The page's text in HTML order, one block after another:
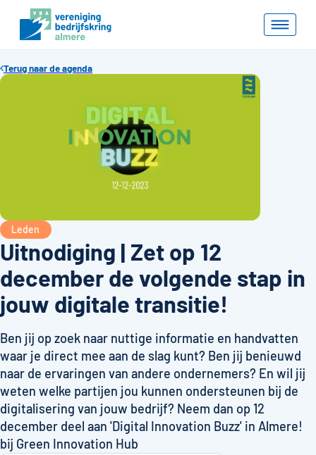
Terug naar de agenda
Leden
Uitnodiging | Zet op 12
december de volgende stap in
jouw digitale transitie!
Ben jij op zoek naar nuttige informatie en handvatten
waar je direct mee aan de slag kunt? Ben jij benieuwd
naar de ervaringen van andere ondernemers? En wil jij
weten welke partijen jou kunnen ondersteunen bij de
digitalisering van jouw bedrijf? Neem dan op 12
december deel aan 'Digital Innovation Buzz' in Almere!
bij Green Innovation Hub